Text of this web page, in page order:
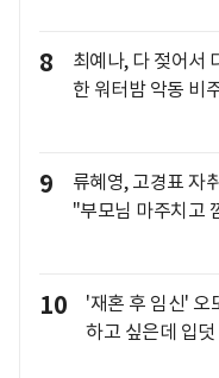
8
최예나, 다 젖어서
한 워터밤 악동 비
9
류혜영, 고경표 자
"부모님 마주치고
10
'재혼 후 임신' 오
하고 싶은데 입